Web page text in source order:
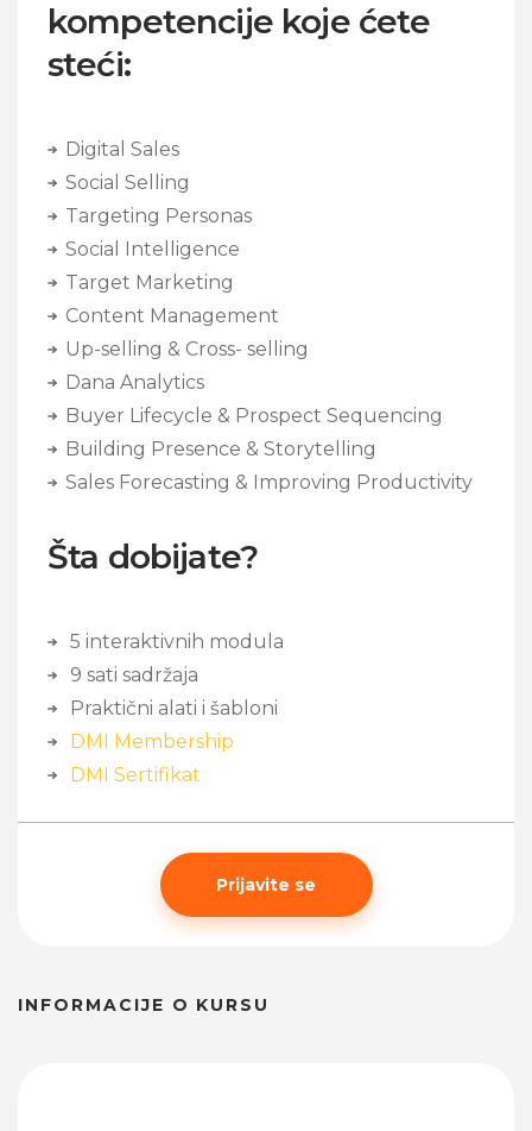
kompetencije koje ćete
steći:
Digital Sales
Social Selling
Targeting Personas
Social Intelligence
Target Marketing
Content Management
Up-selling & Cross- selling
Dana Analytics
Buyer Lifecycle & Prospect Sequencing
Building Presence & Storytelling
Sales Forecasting & Improving Productivity
Šta dobijate?
5 interaktivnih modula
9 sati sadržaja
Praktični alati i šabloni
DMI Membership
DMI Sertifikat
Prijavite se
INFORMACIJE O KURSU